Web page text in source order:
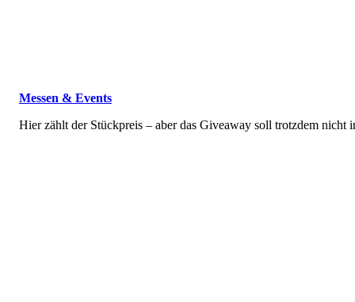
Messen & Events
Hier zählt der Stückpreis – aber das Giveaway soll trotzdem nicht